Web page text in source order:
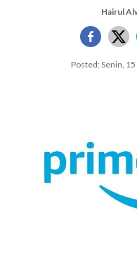
Hairul
Posted: Senin,